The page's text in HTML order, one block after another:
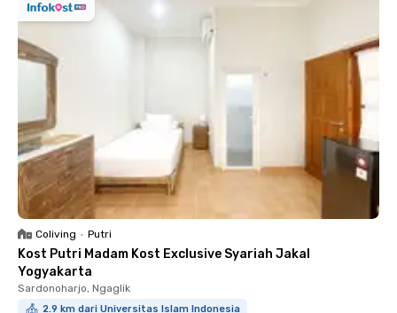
Coliving • Putri
Kost Putri Madam Kost Exclusive Syariah Jakal
Yogyakarta
Sardonoharjo, Ngaglik
2.9 km dari Universitas Islam Indonesia